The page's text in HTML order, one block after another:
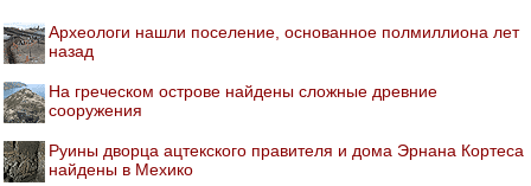
Археологи нашли поселение, основанное полмиллиона лет
назад
На греческом острове найдены сложные древние
сооружения
Руины дворца ацтекского правителя и дома Эрнана Кортеса
найдены в Мехико